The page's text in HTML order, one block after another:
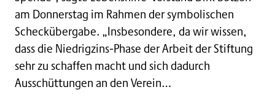
am Donnerstag im Rahmen der symbolischen
Scheckübergabe. „Insbesondere, da wir wissen,
dass die Niedrigzins-Phase der Arbeit der Stiftung
sehr zu schaffen macht und sich dadurch
Ausschüttungen an den Verein…